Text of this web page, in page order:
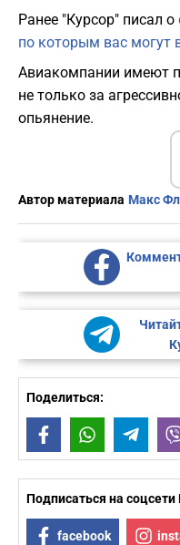
Ранее "Курсор" писал о
по которым вас могут
Авиакомпании имеют
не только за
опьянение.
Автор материала Макс
Поделиться:
FacebookWhatsApp
Подписаться на соцсети
facebook